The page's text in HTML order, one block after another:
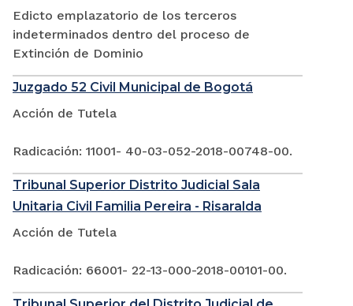
Edicto emplazatorio de los terceros
indeterminados dentro del proceso de
Extinción de Dominio
Juzgado 52 Civil Municipal de Bogotá
Acción de Tutela
Radicación: 11001- 40-03-052-2018-00748-00.
Tribunal Superior Distrito Judicial Sala
Unitaria Civil Familia Pereira - Risaralda
Acción de Tutela
Radicación: 66001- 22-13-000-2018-00101-00.